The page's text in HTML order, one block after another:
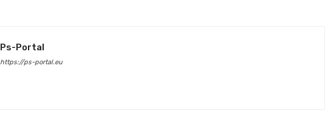
Ps-Portal
https://ps-portal.eu